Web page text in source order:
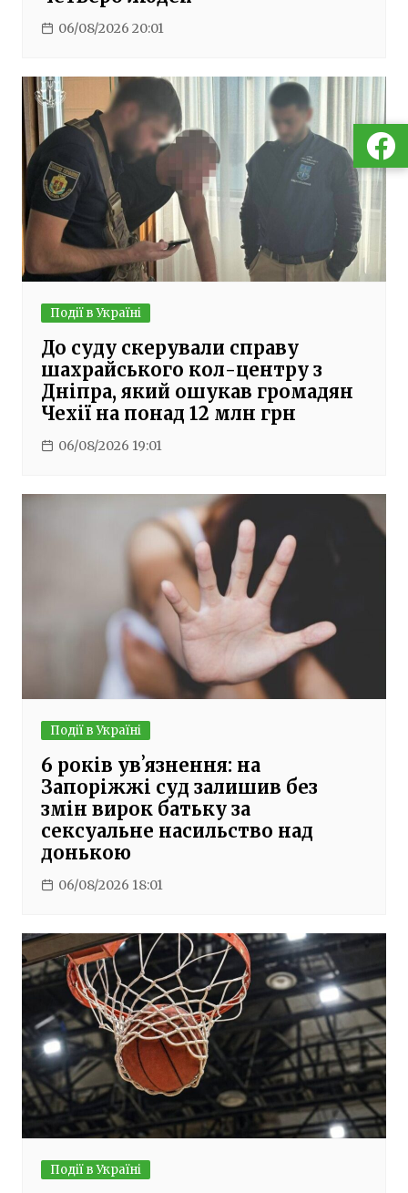
06/08/2026 20:01
Події в Україні
До суду скерували справу
шахрайського кол-центру з
Дніпра, який ошукав громадян
Чехії на понад 12 млн грн
06/08/2026 19:01
Події в Україні
6 років увʼязнення: на
Запоріжжі суд залишив без
змін вирок батьку за
сексуальне насильство над
донькою
06/08/2026 18:01
Події в Україні